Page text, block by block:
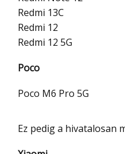
Redmi 13C
Redmi 12
Redmi 12 5G
Poco
Poco M6 Pro 5G
Ez pedig a